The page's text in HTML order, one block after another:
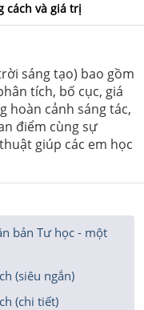
cách và giá trị
sáng tạo) bao gồm
tích, bố cục, giá
hoàn cảnh sáng tác,
điểm cùng sự
giúp các em học
bản Tư học - một
(siêu ngắn)
(chi tiết)